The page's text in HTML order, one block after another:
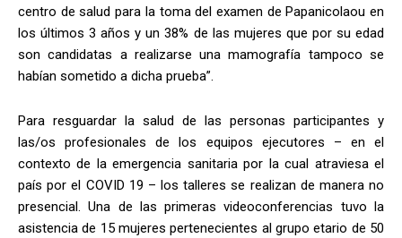
centro de salud para la toma del examen de Papanicolaou en
los últimos 3 años y un 38% de las mujeres que por su edad
son candidatas a realizarse una mamografía tampoco se
habían sometido a dicha prueba”.
Para resguardar la salud de las personas participantes y
las/os profesionales de los equipos ejecutores – en el
contexto de la emergencia sanitaria por la cual atraviesa el
país por el COVID 19 – los talleres se realizan de manera no
presencial. Una de las primeras videoconferencias tuvo la
asistencia de 15 mujeres pertenecientes al grupo etario de 50